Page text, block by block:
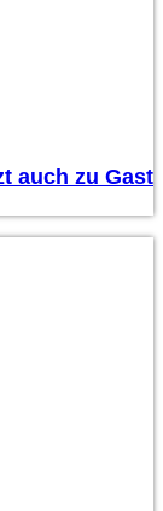
auch zu Gast